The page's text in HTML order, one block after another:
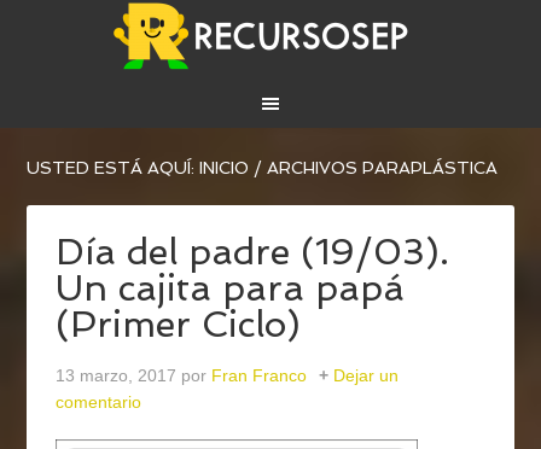
USTED ESTÁ AQUÍ:INICIO / ARCHIVOS PARAPLÁSTICA
Día del padre (19/03).
Un cajita para papá
(Primer Ciclo)
13 marzo, 2017 por Fran Franco
Dejar un
comentario